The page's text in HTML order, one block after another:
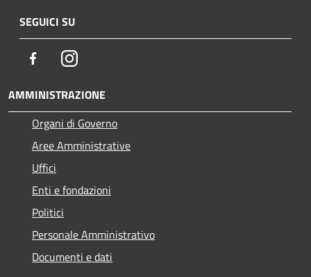
SEGUICI SU
FacebookInstagram
AMMINISTRAZIONE
Organi di Governo
Aree Amministrative
Uffici
Enti e fondazioni
Politici
Personale Amministrativo
Documenti e dati